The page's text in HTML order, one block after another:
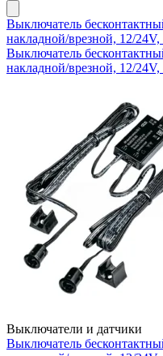
Выключатель
накладной/врезной, 12/
Выключатель
накладной/врезной, 12/
Выключатели и датчики
Выключатель